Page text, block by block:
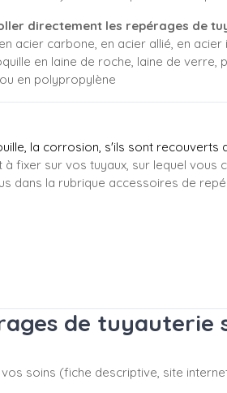
directement les repérages de
acier carbone, en acier allié, en
en laine de roche, laine de verre,
en polypropylène
la corrosion, s'ils sont recouverts
fixer sur vos tuyaux, sur lequel
dans la rubrique accessoires de
de tuyauterie
soins (fiche descriptive, site